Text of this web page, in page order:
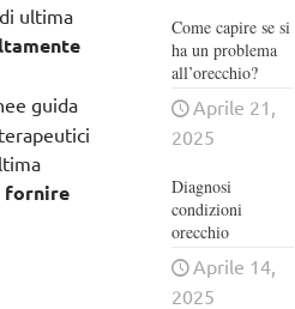
ultima
guida
fornire
Come capire se si
ha un problema
all’orecchio?
Aprile 21,
2025
Diagnosi
condizioni
orecchio
Aprile 14,
2025